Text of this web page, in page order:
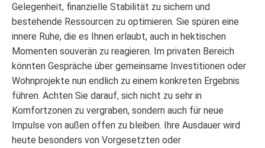
Gelegenheit, finanzielle Stabilität zu sichern und
bestehende Ressourcen zu optimieren. Sie spüren eine
innere Ruhe, die es Ihnen erlaubt, auch in hektischen
Momenten souverän zu reagieren. Im privaten Bereich
könnten Gespräche über gemeinsame Investitionen oder
Wohnprojekte nun endlich zu einem konkreten Ergebnis
führen. Achten Sie darauf, sich nicht zu sehr in
Komfortzonen zu vergraben, sondern auch für neue
Impulse von außen offen zu bleiben. Ihre Ausdauer wird
heute besonders von Vorgesetzten oder